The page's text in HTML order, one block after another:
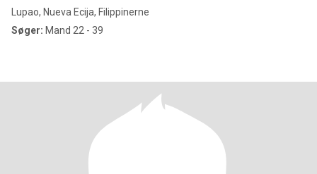
Lupao, Nueva Ecija, Filippinerne
Søger: Mand 22 - 39